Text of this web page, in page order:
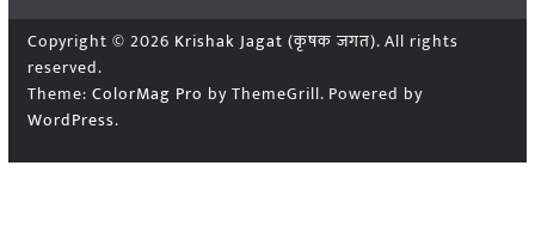
Copyright © 2026 Krishak Jagat (कृषक जगत). All rights
reserved.
Theme: ColorMag Pro by ThemeGrill. Powered by
WordPress.